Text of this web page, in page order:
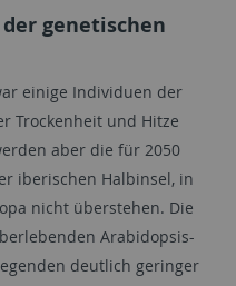
genetischen
einige Individuen der
Trockenheit und Hitze
aber die für 2050
iberischen Halbinsel, in
nicht überstehen. Die
Arabidopsis-
deutlich geringer